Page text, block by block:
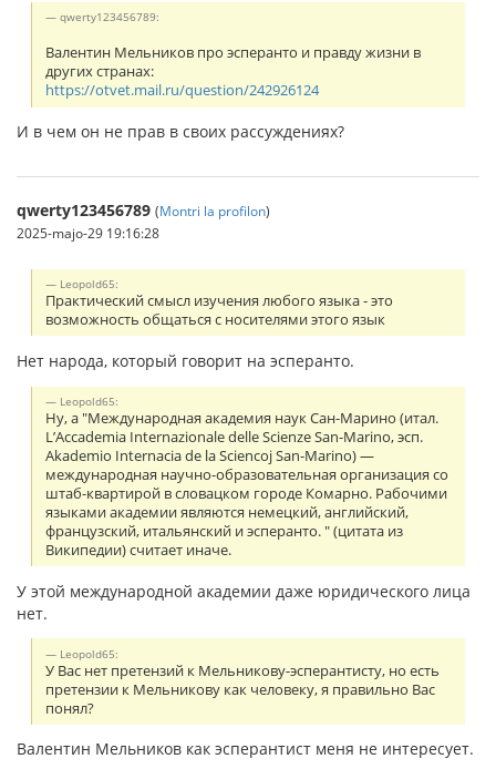
qwerty123456789:
Валентин Мельников про эсперанто и правду жизни в
других странах:
https://otvet.mail.ru/question/242926124
И в чем он не прав в своих рассуждениях?
qwerty123456789 (Montri la profilon)
2025-majo-29 19:16:28
Leopold65:
Практический смысл изучения любого языка - это
возможность общаться с носителями этого язык
Нет народа, который говорит на эсперанто.
Leopold65:
Ну, а "Международная академия наук Сан-Марино (итал.
L’Accademia Internazionale delle Scienze San-Marino, эсп.
Akademio Internacia de la Sciencoj San-Marino) —
международная научно-образовательная организация со
штаб-квартирой в словацком городе Комарно. Рабочими
языками академии являются немецкий, английский,
французский, итальянский и эсперанто. " (цитата из
Википедии) считает иначе.
У этой международной академии даже юридического лица
нет.
Leopold65:
У Вас нет претензий к Мельникову-эсперантисту, но есть
претензии к Мельникову как человеку, я правильно Вас
понял?
Валентин Мельников как эсперантист меня не интересует.